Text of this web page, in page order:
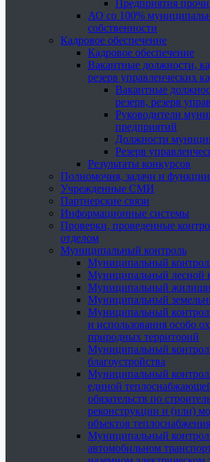
Предприятия
АО со 100%
собственности
Кадровое обеспечение
Кадровое обеспечение
Вакантные должности,
резерв управленческих
Вакантные
резерв, резерв
Руководители
предприятий
Должности
Резерв
Результаты конкурсов
Полномочия, задачи и функции
Учрежденные СМИ
Партнерские связи
Информационные системы
Проверки, проведенные
отделом
Муниципальный контроль
Муниципальный
Муниципальный лесной
Муниципальный
Муниципальный
Муниципальный
и использования особо
природных территорий
Муниципальный
благоустройства
Муниципальный
единой
обязательств по
реконструкции и (или)
объектов теплоснабжения
Муниципальный
автомобильном